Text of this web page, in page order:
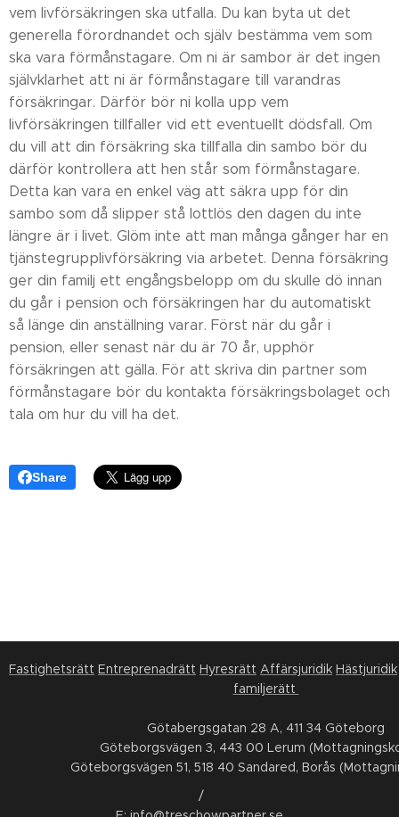
vem livförsäkringen ska utfalla. Du kan byta ut det
generella förordnandet och själv bestämma vem som
ska vara förmånstagare. Om ni är sambor är det ingen
självklarhet att ni är förmånstagare till varandras
försäkringar. Därför bör ni kolla upp vem
livförsäkringen tillfaller vid ett eventuellt dödsfall. Om
du vill att din försäkring ska tillfalla din sambo bör du
därför kontrollera att hen står som förmånstagare.
Detta kan vara en enkel väg att säkra upp för din
sambo som då slipper stå lottlös den dagen du inte
längre är i livet. Glöm inte att man många gånger har en
tjänstegrupplivförsäkring via arbetet. Denna försäkring
ger din familj ett engångsbelopp om du skulle dö innan
du går i pension och försäkringen har du automatiskt
så länge din anställning varar. Först när du går i
pension, eller senast när du är 70 år, upphör
försäkringen att gälla. För att skriva din partner som
förmånstagare bör du kontakta försäkringsbolaget och
tala om hur du vill ha det.
Share
Fastighetsrätt Entreprenadrätt Hyresrätt Affärsjuridik Hästjuridik
familjerätt
Götabergsgatan 28 A, 411 34 Göteborg
Göteborgsvägen 3, 443 00 Lerum
Göteborgsvägen 51, 518 40 Sandared, Borås
/